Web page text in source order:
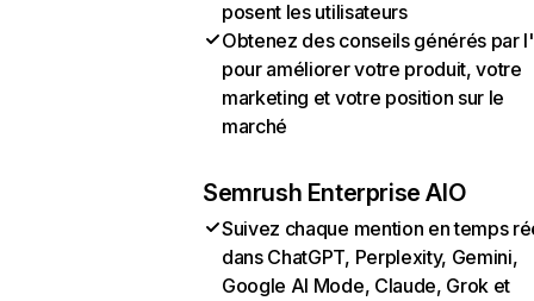
posent les utilisateurs
Obtenez des conseils générés par
pour améliorer votre produit, votre
marketing et votre position sur le
marché
Semrush Enterprise AIO
Suivez chaque mention en temps
dans ChatGPT, Perplexity, Gemini,
Google AI Mode, Claude, Grok et